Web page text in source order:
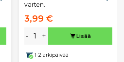
varten.
3,99 €
- + Lisää
1-2 arkipäivää